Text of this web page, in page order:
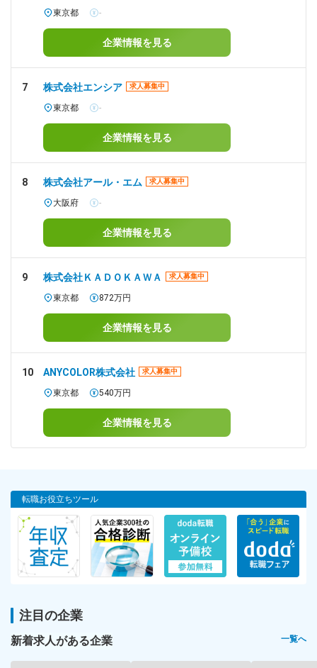
東京都 -
企業情報を見る
7 株式会社エンシア 求人募集中
東京都 -
企業情報を見る
8 株式会社アール・エム 求人募集中
大阪府 -
企業情報を見る
9 株式会社ＫＡＤＯＫＡＷＡ 求人募集中
東京都 872万円
企業情報を見る
10 ANYCOLOR株式会社 求人募集中
東京都 540万円
企業情報を見る
転職お役立ちツール
注目の企業
新着求人がある企業 一覧へ